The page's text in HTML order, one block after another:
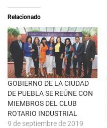
e
b
e
e
n
u
n
a
v
e
n
t
a
n
a
n
u
n
F
a
c
e
b
o
o
k
(
S
e
a
b
r
Relacionado
GOBIERNO DE LA CIUDAD
DE PUEBLA SE REÚNE CON
MIEMBROS DEL CLUB
ROTARIO INDUSTRIAL
9 de septiembre de 2019